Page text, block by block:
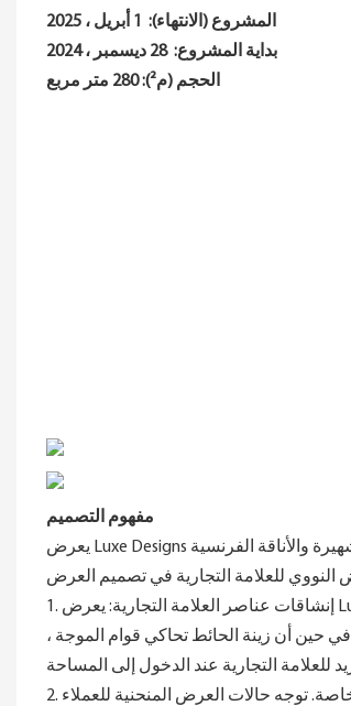
المشروع (الانتهاء):
بداية المشروع: 28 ديسمبر ، 2024
الحجم (م²): 280 متر مربع
مفهوم التصميم
يعرض Luxe Designs تعرض المجوهرات المخصصة من خلال دمج ميزات المتاجر العالمية ، وإلهامًا من العناصر البحرية الشهيرة والأناقة الفرنسية
1. إنشاقات عناصر العلامة التجارية: يعرض Luxe رموزًا من موضوع العلامة التجارية البحرية ، باستخدام الأشكال المنحنية والألوان الزرقاء المحيطية.
أن زينة الحائط تحاكي قوام الموجة ،
توجه حالات العرض المنحنية للعملاء